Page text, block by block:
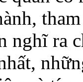
nghĩ ra